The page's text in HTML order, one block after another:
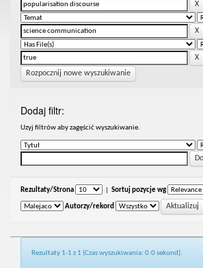
Rozpocznij nowe wyszukiwanie
Dodaj filtr:
Uzyj filtrów aby zagęścić wyszukiwanie.
Rezultaty/Strona Sortuj pozycje wg
Autorzy/rekord
Rezultaty 1-1 z 1 (Czas wyszukiwania: 0.0 sekund).